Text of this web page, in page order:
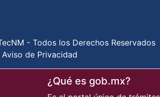
- Todos los Derechos Reservados
Aviso de Privacidad
¿Qué es gob.mx?